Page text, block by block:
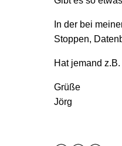
In der bei
Stoppen,
Hat jemand
Grüße
Jörg